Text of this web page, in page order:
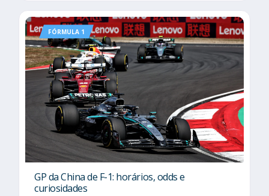
FÓRMULA 1
GP da China de F-1: horários, odds e
curiosidades